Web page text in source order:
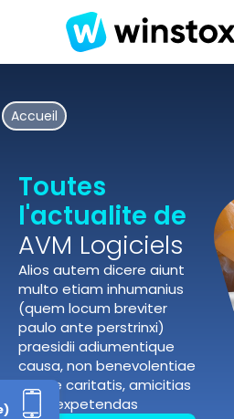
Accueil
Toutes
l'actualite de
AVM Logiciels
Alios autem dicere aiunt
multo etiam inhumanius
(quem locum breviter
paulo ante perstrinxi)
praesidii adiumentique
causa, non benevolentiae
neque caritatis, amicitias
esse expetendas